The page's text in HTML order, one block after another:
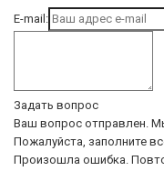
E-mail:
Задать вопрос
Ваш вопрос отправлен.
Пожалуйста, заполните
Произошла ошибка.